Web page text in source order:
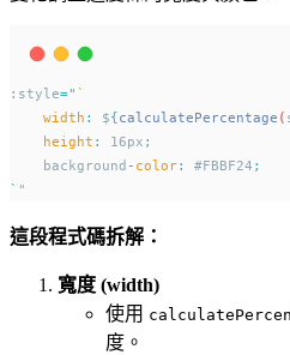
:style=" `
width : ${calculatePercentage (
height : 16px ;
    background
- color: #FBBF24 ;
` "
這段程式碼拆解：
寬度 (width)
使用
度。